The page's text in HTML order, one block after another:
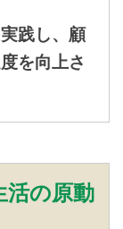
践し、顧
を向上さ
活の原動